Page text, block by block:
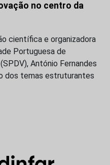
no centro da
científica e organizadora
Portuguesa de
António Fernandes
dos temas estruturantes